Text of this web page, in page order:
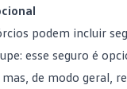
podem incluir
esse seguro é
de modo geral,